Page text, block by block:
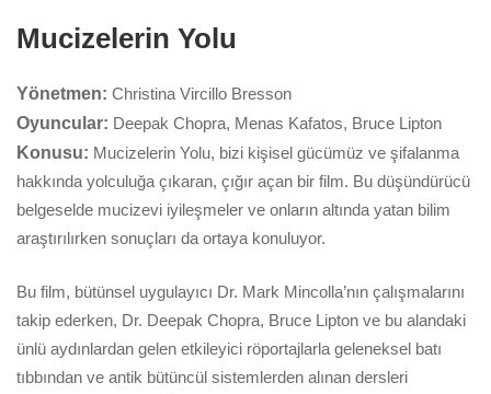
Mucizelerin Yolu
Yönetmen: Christina Vircillo Bresson
Oyuncular: Deepak Chopra, Menas Kafatos, Bruce Lipton
Konusu: Mucizelerin Yolu, bizi kişisel gücümüz ve şifalanma
hakkında yolculuğa çıkaran, çığır açan bir film. Bu düşündürücü
belgeselde mucizevi iyileşmeler ve onların altında yatan bilim
araştırılırken sonuçları da ortaya konuluyor.
Bu film, bütünsel uygulayıcı Dr. Mark Mincolla’nın çalışmalarını
takip ederken, Dr. Deepak Chopra, Bruce Lipton ve bu alandaki
ünlü aydınlardan gelen etkileyici röportajlarla geleneksel batı
tıbbından ve antik bütüncül sistemlerden alınan dersleri